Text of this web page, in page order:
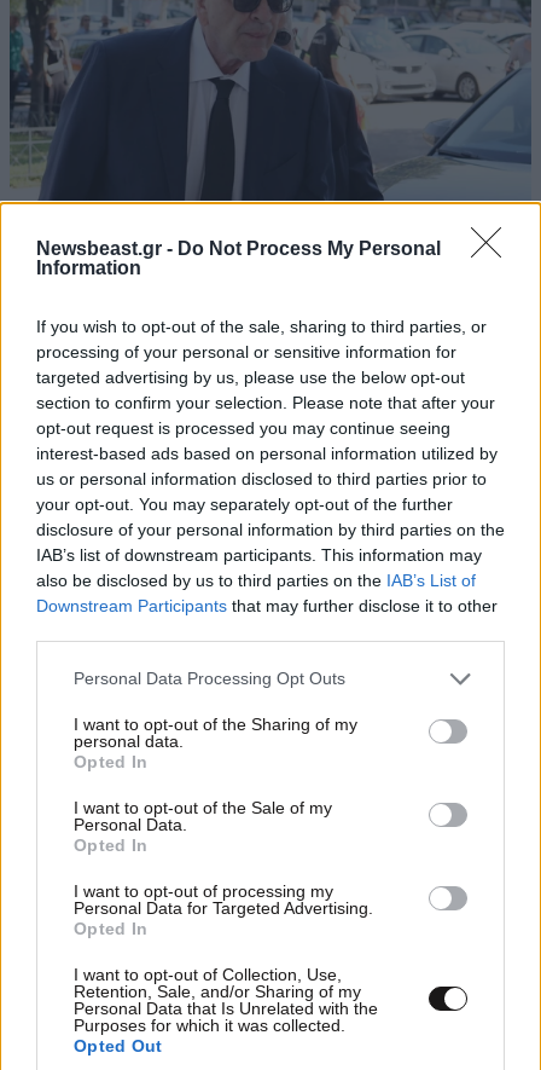
Newsbeast.gr - Do Not Process My Personal
Information
If you wish to opt-out of the sale, sharing to third parties, or
processing of your personal or sensitive information for
targeted advertising by us, please use the below opt-out
section to confirm your selection. Please note that after your
opt-out request is processed you may continue seeing
interest-based ads based on personal information utilized by
us or personal information disclosed to third parties prior to
your opt-out. You may separately opt-out of the further
disclosure of your personal information by third parties on the
IAB’s list of downstream participants. This information may
also be disclosed by us to third parties on the IAB’s List of
Downstream Participants that may further disclose it to other
Please note that this website/app uses one or more Google
not limited to your visit or usage behaviour. You may click to
grant or deny consent to Google and its third-party tags to
use your data for below specified purposes in below Google
consent section.
Personal Data Processing Opt Outs
I want to opt-out of the Sharing of my
personal data.
Opted In
I want to opt-out of the Sale of my
Personal Data.
Opted In
I want to opt-out of processing my
Personal Data for Targeted Advertising.
Opted In
I want to opt-out of Collection, Use,
Retention, Sale, and/or Sharing of my
Personal Data that Is Unrelated with the
Purposes for which it was collected.
Opted Out
ΠΟΛΙΤΙΚΗ1 ω. πριν
Στο Α’ Νεκροταφείο το μνημόσυνο για τη Λένα
οικογένειας